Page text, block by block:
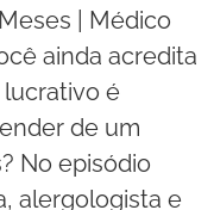
| Médico
ainda acredita
é
de um
No episódio
alergologista e